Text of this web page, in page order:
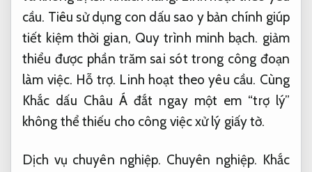
cầu. Tiêu sử dụng con dấu sao y bản chính giúp
tiết kiệm thời gian, Quy trình minh bạch. giảm
thiểu được phần trăm sai sót trong công đoạn
làm việc. Hỗ trợ. Linh hoạt theo yêu cầu. Cùng
Khắc dấu Châu Á đắt ngay một em “trợ lý”
không thể thiếu cho công việc xử lý giấy tờ.
Dịch vụ chuyên nghiệp. Chuyên nghiệp. Khắc